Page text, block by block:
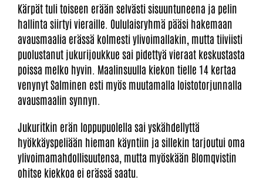
Kärpät tuli toiseen erään selvästi sisuuntuneena ja pelin
hallinta siirtyi vieraille. Oululaisryhmä pääsi hakemaan
avausmaalia erässä kolmesti ylivoimallakin, mutta tiiviisti
puolustanut jukurijoukkue sai pidettyä vieraat keskustasta
poissa melko hyvin. Maalinsuulla kiekon tielle 14 kertaa
venynyt Salminen esti myös muutamalla loistotorjunnalla
avausmaalin synnyn.
Jukuritkin erän loppupuolella sai yskähdellyttä
hyökkäyspeliään hieman käyntiin ja sillekin tarjoutui oma
ylivoimamahdollisuutensa, mutta myöskään Blomqvistin
ohitse kiekkoa ei erässä saatu.